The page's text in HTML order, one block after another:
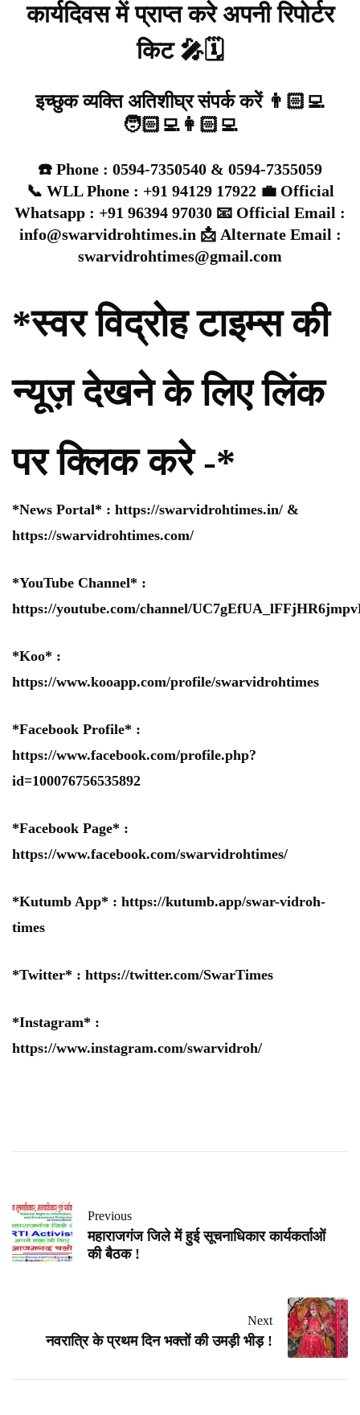
कार्यदिवस में प्राप्त करे अपनी रिपोर्टर
किट 🎤🗓️
इच्छुक व्यक्ति अतिशीघ्र संपर्क करें 👨🏻‍💻
🧑🏻‍💻👩🏻‍💻
☎️ Phone : 0594-7350540 & 0594-7355059
📞 WLL Phone : +91 94129 17922 💼 Official
Whatsapp : +91 96394 97030 📧 Official Email :
info@swarvidrohtimes.in 📩 Alternate Email :
swarvidrohtimes@gmail.com
*स्वर विद्रोह टाइम्स की
न्यूज़ देखने के लिए लिंक
पर क्लिक करे -*
*News Portal* : https://swarvidrohtimes.in/ &
https://swarvidrohtimes.com/
*YouTube Channel* :
https://youtube.com/channel/
*Koo* :
https://www.kooapp.com/profile/swarvidrohtimes
*Facebook Profile* :
https://www.facebook.com/profile.php?
id=100076756535892
*Facebook Page* :
https://www.facebook.com/swarvidrohtimes/
*Kutumb App* : https://kutumb.app/swar-vidroh-
times
*Twitter* : https://twitter.com/SwarTimes
*Instagram* :
https://www.instagram.com/swarvidroh/
Previous
महाराजगंज जिले में हुई सूचनाधिकार कार्यकर्ताओं
की बैठक !
Next
नवरात्रि के प्रथम दिन भक्तों की उमड़ी भीड़ !